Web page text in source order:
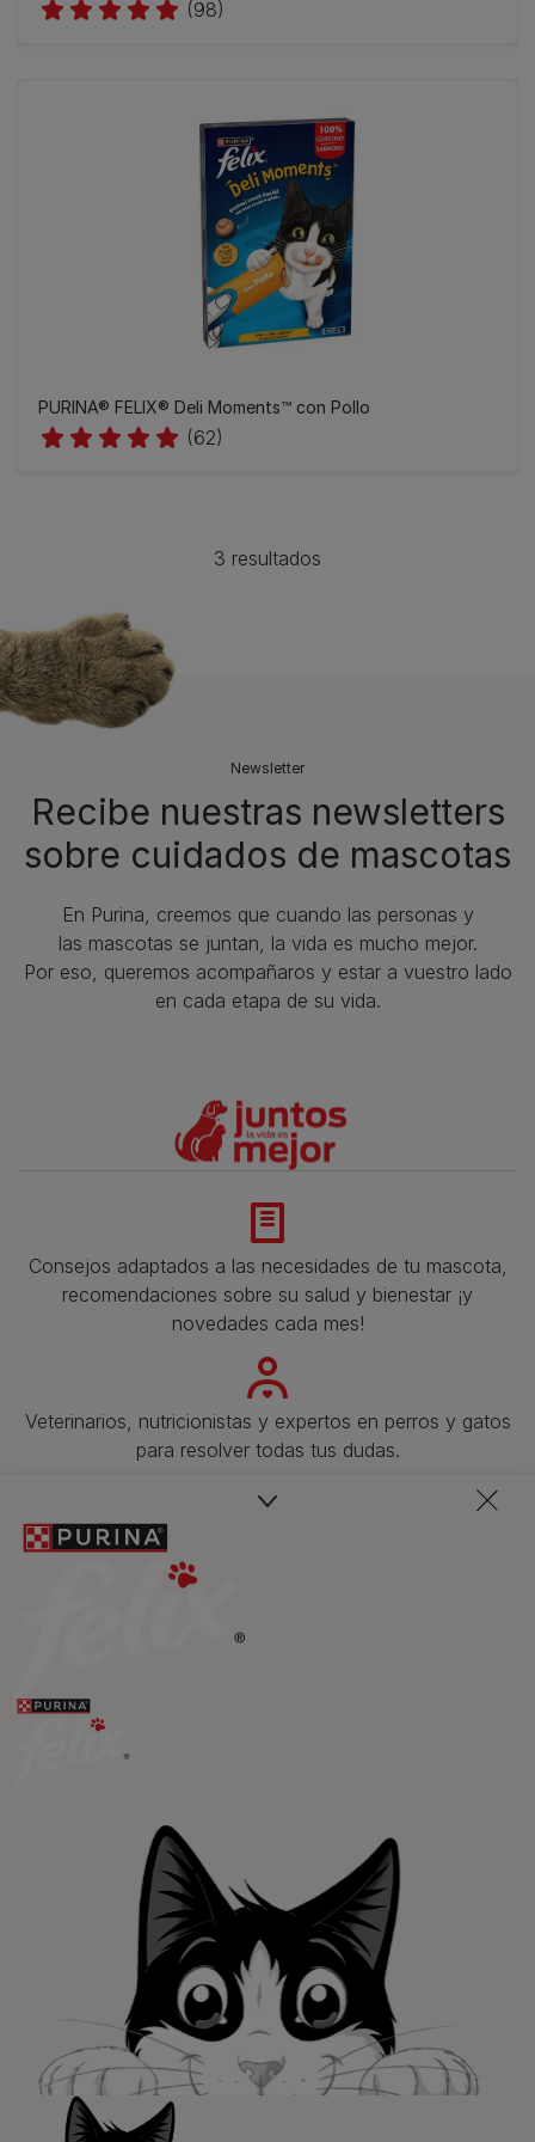
(98)
​PURINA® FELIX® Deli Moments™ con Pollo
(62)
3 resultados
Newsletter
Recibe nuestras newsletters
sobre cuidados de mascotas​
En Purina, creemos que cuando las personas y
las mascotas se juntan, la vida es mucho mejor.
Por eso, queremos acompañaros y estar a vuestro lado
en cada etapa de su vida.​
Consejos adaptados a las necesidades de tu mascota,
recomendaciones sobre su salud y bienestar ¡y
novedades cada mes!
Veterinarios, nutricionistas y expertos en perros y gatos
para resolver todas tus dudas.​
Promociones, concursos, descuentos y ofertas de
todas nuestras marcas.​
¡No te lo pierdas, únete a Purina y empieza
Purina
Para nuestros socios